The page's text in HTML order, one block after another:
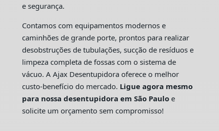
e segurança.
Contamos com equipamentos modernos e
caminhões de grande porte, prontos para realizar
desobstruções de tubulações, sucção de resíduos e
limpeza completa de fossas com o sistema de
vácuo. A Ajax Desentupidora oferece o melhor
custo-benefício do mercado. Ligue agora mesmo
para nossa desentupidora em São Pauloe
solicite um orçamento sem compromisso!